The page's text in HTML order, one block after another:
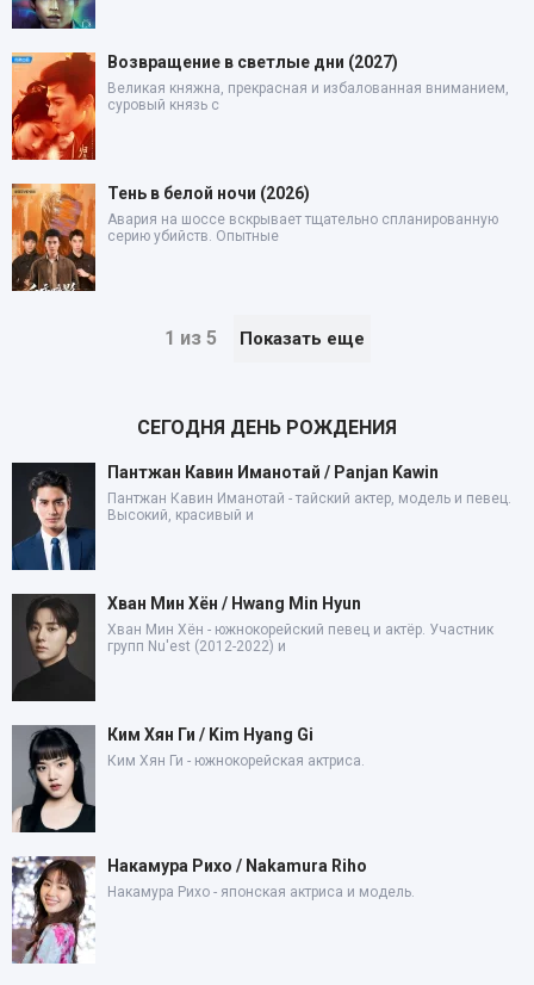
Возвращение в светлые дни (2027)
Великая княжна, прекрасная и избалованная вниманием,
суровый князь с
Тень в белой ночи (2026)
Авария на шоссе вскрывает тщательно спланированную
серию убийств. Опытные
1 из 5 Показать еще
СЕГОДНЯ ДЕНЬ РОЖДЕНИЯ
Пантжан Кавин Иманотай / Panjan Kawin
Пантжан Кавин Иманотай - тайский актер, модель и певец.
Высокий, красивый и
Хван Мин Хён / Hwang Min Hyun
Хван Мин Хён - южнокорейский певец и актёр. Участник
групп Nu'est (2012-2022) и
Ким Хян Ги / Kim Hyang Gi
Ким Хян Ги - южнокорейская актриса.
Накамура Рихо / Nakamura Riho
Накамура Рихо - японская актриса и модель.